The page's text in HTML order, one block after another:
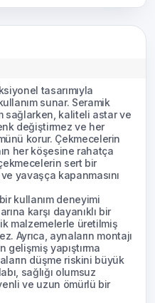
tasarımıyla
sunar. Seramik
sağlarken, kaliteli astar ve
değiştirmez ve her
korur. Çekmecelerin
her köşesine rahatça
sert bir
yavaşça kapanmasını
kullanım deneyimi
karşı dayanıklı bir
malzemelerle üretilmiş
Ayrıca, aynaların montajı
gelişmiş yapıştırma
düşme riskini büyük
sağlığı olumsuz
ve uzun ömürlü bir